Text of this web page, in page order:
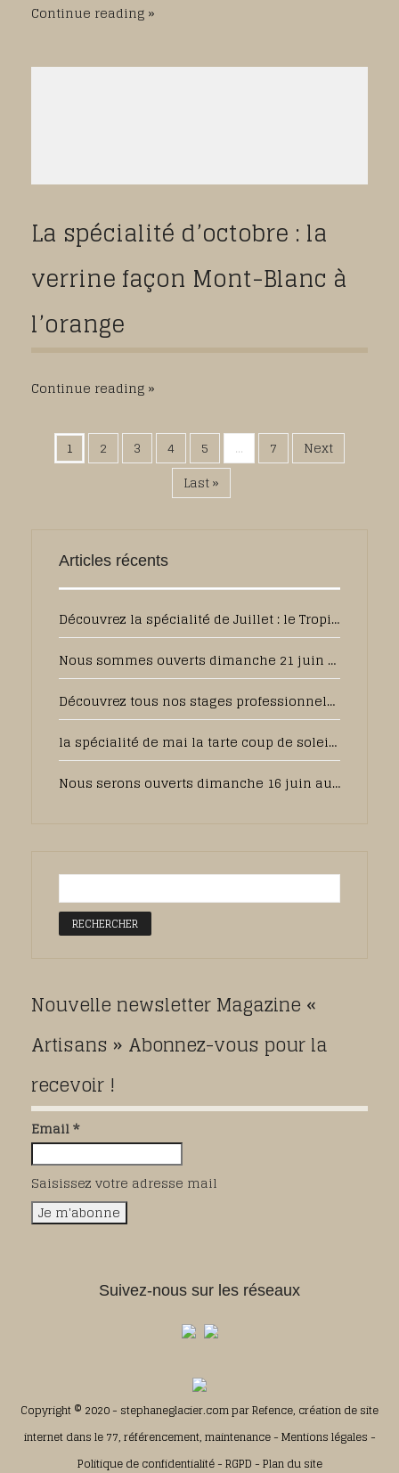
Continue reading
La spécialité d’octobre : la
verrine façon Mont-Blanc à
l’orange
Continue reading
1 2 3 4 5 ... 7
Next
Last »
Articles récents
Découvrez la spécialité de Juillet : le Tropique
Nous sommes ouverts dimanche 21 juin de 7h30 à 13h00 pour la fête des pères
Découvrez tous nos stages professionnels pour 2025
la spécialité de mai la tarte coup de soleil sera toujours disponible en juin, pour votre plus grand plaisir
Nous serons ouverts dimanche 16 juin au matin pour la fête des pères, pensez à commander sur notre pâtisserie en ligne.
Nouvelle newsletter Magazine «
Artisans » Abonnez-vous pour la
recevoir !
Email *
Saisissez votre adresse mail
Suivez-nous sur les réseaux
Copyright © 2020 - stephaneglacier.com parRefence, création de site
internet dans le 77, référencement, maintenance-Mentions légales -
Politique de confidentialité-RGPD -Plan du site